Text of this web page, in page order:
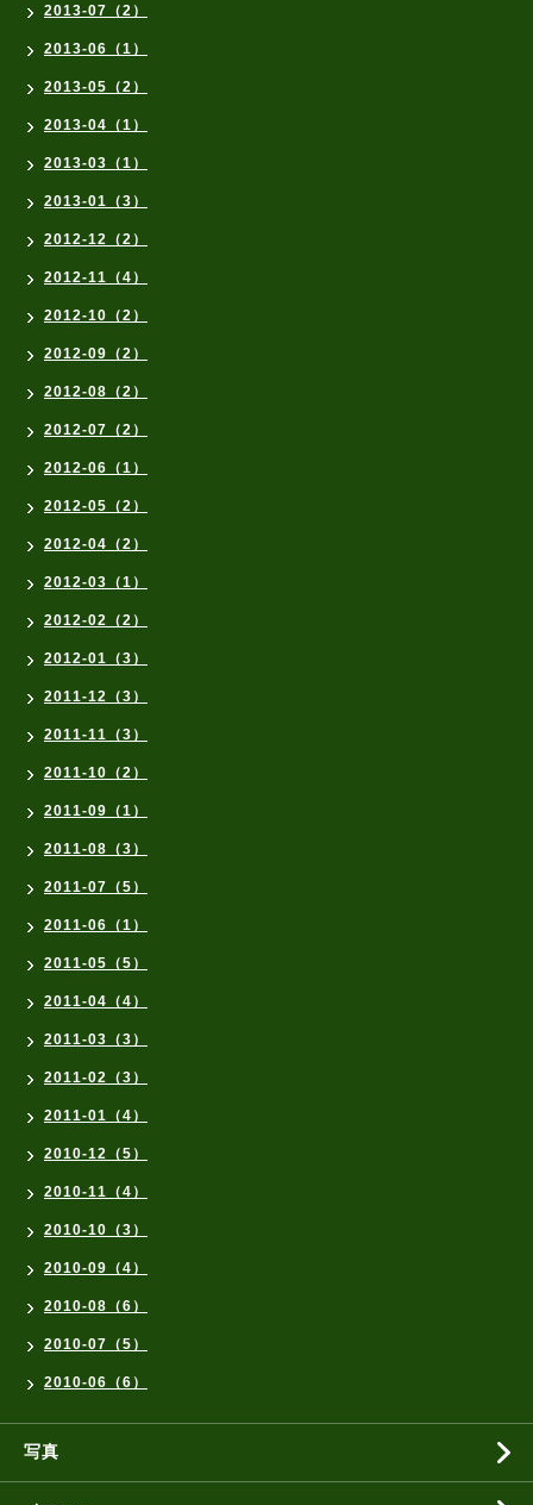
2013-07（2）
2013-06（1）
2013-05（2）
2013-04（1）
2013-03（1）
2013-01（3）
2012-12（2）
2012-11（4）
2012-10（2）
2012-09（2）
2012-08（2）
2012-07（2）
2012-06（1）
2012-05（2）
2012-04（2）
2012-03（1）
2012-02（2）
2012-01（3）
2011-12（3）
2011-11（3）
2011-10（2）
2011-09（1）
2011-08（3）
2011-07（5）
2011-06（1）
2011-05（5）
2011-04（4）
2011-03（3）
2011-02（3）
2011-01（4）
2010-12（5）
2010-11（4）
2010-10（3）
2010-09（4）
2010-08（6）
2010-07（5）
2010-06（6）
写真